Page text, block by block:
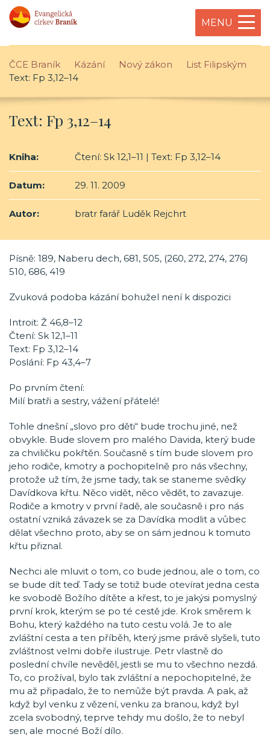
MENU
ČCE Braník Kázání Nový zákon
List Filipským
Text: Fp 3,12–14
Text: Fp 3,12–14
Kniha: Čtení: Sk 12,1–11 | Text: Fp 3,12–14
Datum: 29. 11. 2009
Autor: bratr farář Luděk Rejchrt
Písně: 189, Naberu dech, 681, 505, (260, 272, 274, 276)
510, 686, 419
Zvuková podoba kázání bohužel není k dispozici
Introit: Ž 46,8–12
Čtení: Sk 12,1–11
Text: Fp 3,12–14
Poslání: Fp 43,4–7
Po prvním čtení:
Milí bratři a sestry, vážení přátelé!
Tohle dnešní „slovo pro děti“ bude trochu jiné, než
obvykle. Bude slovem pro malého Davida, který bude
za chviličku pokřtěn. Současně s tím bude slovem pro
jeho rodiče, kmotry a pochopitelně pro nás všechny,
protože už tím, že jsme tady, tak se staneme svědky
Davídkova křtu. Něco vidět, něco vědět, to zavazuje.
Rodiče a kmotry v první řadě, ale současně i pro nás
ostatní vzniká závazek se za Davídka modlit a vůbec
dělat všechno proto, aby se on sám jednou k tomuto
křtu přiznal.
Nechci ale mluvit o tom, co bude jednou, ale o tom, co
se bude dít teď. Tady se totiž bude otevírat jedna cesta
ke svobodě Božího dítěte a křest, to je jakýsi pomyslný
první krok, kterým se po té cestě jde. Krok směrem k
Bohu, který každého na tuto cestu volá. Je to ale
zvláštní cesta a ten příběh, který jsme právě slyšeli, tuto
zvláštnost velmi dobře ilustruje. Petr vlastně do
poslední chvíle nevěděl, jestli se mu to všechno nezdá.
To, co prožíval, bylo tak zvláštní a nepochopitelné, že
mu až připadalo, že to nemůže být pravda. A pak, až
když byl venku z vězení, venku za branou, když byl
zcela svobodný, teprve tehdy mu došlo, že to nebyl
sen, ale mocné Boží dílo.